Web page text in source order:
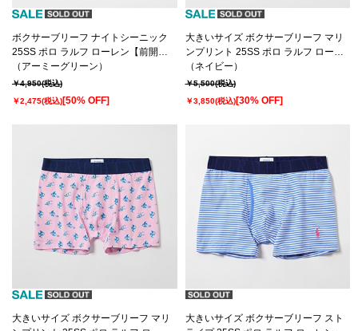
ボクサーブリーフ ナイトシーニック
25SS ポロ ラルフ ローレン【前開
き】(RM3-B107）
（アーミーグリーン）
￥4,950(税込)
￥2,475(税込)[50% OFF]
大きいサイズ ボクサーブリーフ マリ
ンプリント 25SS ポロ ラルフ ローレ
ン【前開き】(RM3-B102K）
（ネイビー）
￥5,500(税込)
￥3,850(税込)[30% OFF]
大きいサイズ ボクサーブリーフ マリ
大きいサイズ ボクサーブリーフ スト